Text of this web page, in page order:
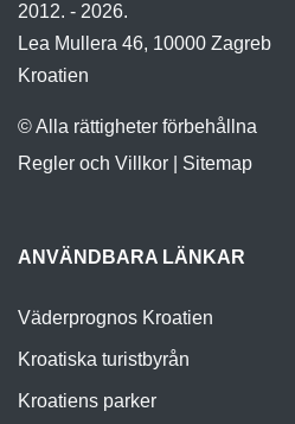
2012. - 2026.
Lea Mullera 46, 10000 Zagreb
Kroatien
© Alla rättigheter förbehållna
Regler och Villkor
Sitemap
ANVÄNDBARA LÄNKAR
Väderprognos Kroatien
Kroatiska turistbyrån
Kroatiens parker